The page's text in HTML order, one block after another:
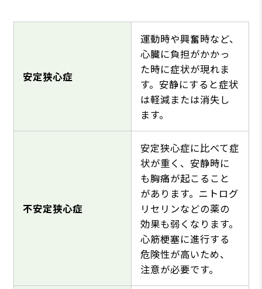
安定狭心症
運動時や興奮時など、
心臓に負担がかかっ
た時に症状が現れま
す。安静にすると症状
は軽減または消失し
ます。
不安定狭心症
安定狭心症に比べて症
状が重く、安静時に
も胸痛が起こること
があります。ニトログ
リセリンなどの薬の
効果も弱くなります。
心筋梗塞に進行する
危険性が高いため、
注意が必要です。